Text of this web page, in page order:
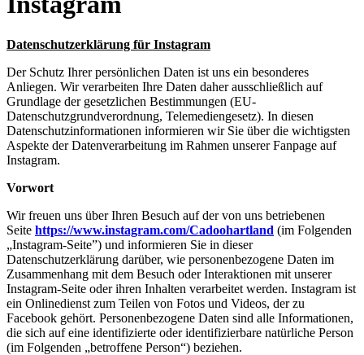
Datenschutzerklärung für Instagram
Der Schutz Ihrer persönlichen Daten ist uns ein besonderes
Anliegen. Wir verarbeiten Ihre Daten daher ausschließlich auf
Grundlage der gesetzlichen Bestimmungen (EU-
Datenschutzgrundverordnung, Telemediengesetz). In diesen
Datenschutzinformationen informieren wir Sie über die wichtigsten
Aspekte der Datenverarbeitung im Rahmen unserer Fanpage auf
Instagram.
Vorwort
Wir freuen uns über Ihren Besuch auf der von uns betriebenen
Seite https://www.instagram.com/Cadoohartland (im Folgenden
„Instagram-Seite”) und informieren Sie in dieser
Datenschutzerklärung darüber, wie personenbezogene Daten im
Zusammenhang mit dem Besuch oder Interaktionen mit unserer
Instagram-Seite oder ihren Inhalten verarbeitet werden. Instagram ist
ein Onlinedienst zum Teilen von Fotos und Videos, der zu
Facebook gehört. Personenbezogene Daten sind alle Informationen,
die sich auf eine identifizierte oder identifizierbare natürliche Person
(im Folgenden „betroffene Person“) beziehen.